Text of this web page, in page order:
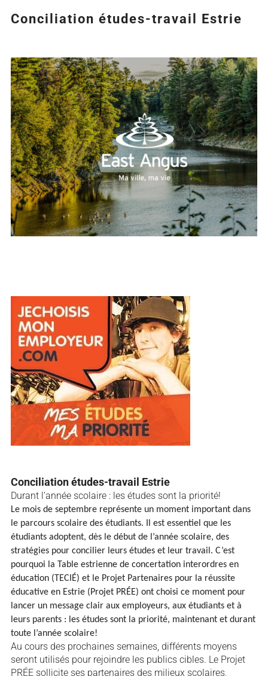
Conciliation études-travail Estrie
Agrandir
l&apos;image
Conciliation études-travail Estrie
Durant l’année scolaire : les études sont la priorité!
Le mois de septembre représente un moment important dans
le parcours scolaire des étudiants. Il est essentiel que les
étudiants adoptent, dès le début de l’année scolaire, des
stratégies pour concilier leurs études et leur travail. C’est
pourquoi la Table estrienne de concertation interordres en
éducation (TECIÉ) et le Projet Partenaires pour la réussite
éducative en Estrie (Projet PRÉE) ont choisi ce moment pour
lancer un message clair aux employeurs, aux étudiants et à
leurs parents : les études sont la priorité, maintenant et durant
toute l’année scolaire!
Au cours des prochaines semaines, différents moyens
seront utilisés pour rejoindre les publics cibles. Le Projet
PRÉE sollicite ses partenaires des milieux scolaires,